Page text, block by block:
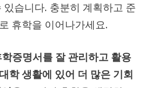
있습니다. 충분히 계획하고 준
휴학을 이어나가세요.
증명서를 잘 관리하고 활용
학 생활에 있어 더 많은 기회